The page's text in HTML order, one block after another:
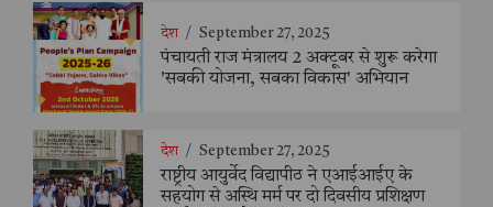
देश / September 27, 2025
पंचायती राज मंत्रालय 2 अक्टूबर से शुरू करेगा
'सबकी योजना, सबका विकास' अभियान
देश / September 27, 2025
राष्ट्रीय आयुर्वेद विद्यापीठ ने एआईआईए के
सहयोग से अस्थि मर्म पर दो दिवसीय प्रशिक्षण